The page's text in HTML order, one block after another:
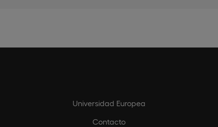
Universidad Europea
Contacto